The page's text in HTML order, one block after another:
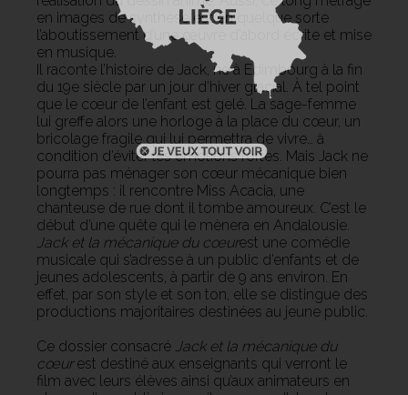
en images de synthèse est en quelque sorte
l’aboutissement d’une œuvre d’abord écrite et mise
en musique.
Il raconte l’histoire de Jack, né à Edimbourg à la fin
du 19e siècle par un jour d’hiver glacial. À tel point
que le cœur de l’enfant est gelé. La sage-femme
lui greffe alors une horloge à la place du cœur, un
bricolage fragile qui lui permettra de vivre… à
condition d’éviter les émotions fortes. Mais Jack ne
pourra pas ménager son cœur mécanique bien
longtemps : il rencontre Miss Acacia, une
chanteuse de rue dont il tombe amoureux. C’est le
début d’une quête qui le mènera en Andalousie.
Jack et la mécanique du cœurest une comédie
musicale qui s’adresse à un public d’enfants et de
jeunes adolescents, à partir de 9 ans environ. En
effet, par son style et son ton, elle se distingue des
productions majoritaires destinées au jeune public.
Ce dossier consacré Jack et la mécanique du
cœurest destiné aux enseignants qui verront le
film avec leurs élèves ainsi qu’aux animateurs en